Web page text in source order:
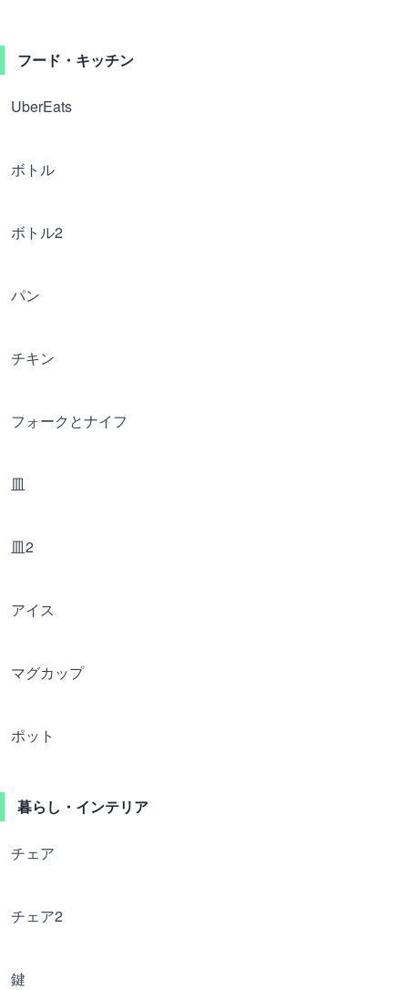
フード・キッチン
UberEats
ボトル
ボトル2
パン
チキン
フォークとナイフ
皿
皿2
アイス
マグカップ
ポット
暮らし・インテリア
チェア
チェア2
鍵